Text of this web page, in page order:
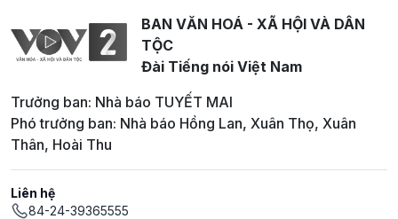
BAN VĂN HOÁ - XÃ HỘI VÀ DÂN
TỘC
Đài Tiếng nói Việt Nam
Trưởng ban: Nhà báo TUYẾT MAI
Phó trưởng ban: Nhà báo Hồng Lan, Xuân Thọ, Xuân
Thân, Hoài Thu
Liên hệ
84-24-39365555